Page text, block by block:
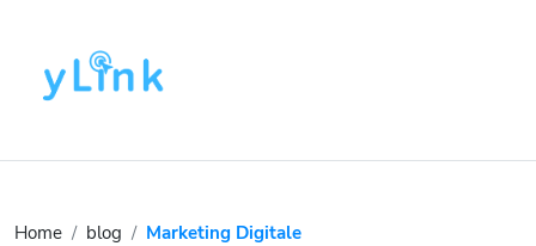
Home blog Marketing Digitale